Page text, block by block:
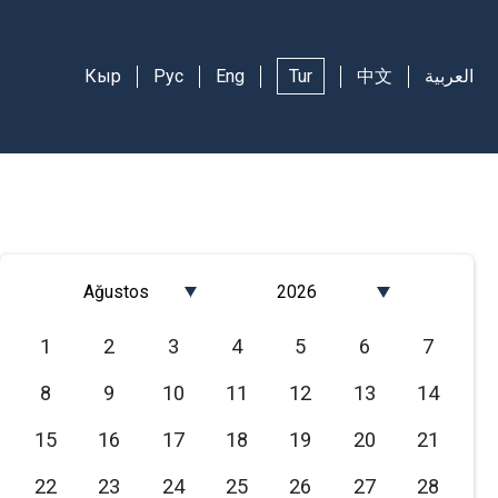
Кыр Рус Eng Tur 中文 العربية
Ağustos
Март
Апрель
2026
2024
2023
1 2 3 4 5 6
7
8
9 10 11 12 13
14
15
16 17 18 19 20
21
22
23 24 25 26 27
28